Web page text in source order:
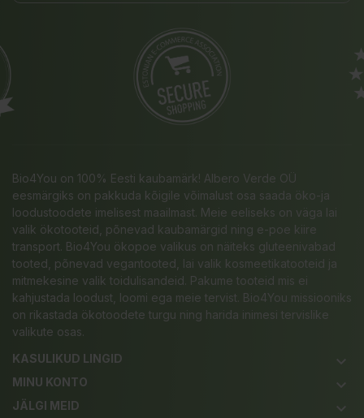
Bio4You on 100% Eesti kaubamärk! Albero Verde OÜ
eesmärgiks on pakkuda kõigile võimalust osa saada öko-ja
loodustoodete imelisest maailmast. Meie eeliseks on väga lai
valik ökotooteid, põnevad kaubamärgid ning e-poe kiire
transport. Bio4You ökopoe valikus on näiteks gluteenivabad
tooted, põnevad vegantooted, lai valik kosmeetikatooteid ja
mitmekesine valik toidulisandeid. Pakume tooteid mis ei
kahjustada loodust, loomi ega meie tervist. Bio4You missiooniks
on rikastada ökotoodete turgu ning harida inimesi tervislike
valikute osas.
KASULIKUD LINGID
keyboard_arrow_down
MINU KONTO keyboard_arrow_down
JÄLGI MEID keyboard_arrow_down